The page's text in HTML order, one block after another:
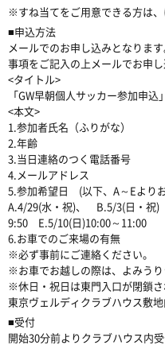
※すね当てをご用意できる方は、
■申込方法
メールでのお申し込みとなりま
事項をご記入の上メールでお申し
<タイトル>
「GW早朝個人サッカー参加申込」
<本文>
1.参加者氏名（ふりがな）
2.年齢
3.当日連絡のつく電話番号
4.メールアドレス
5.参加希望日 (以下、A～Eより
A.4/29(水・祝)、 B.5/3(日・祝
9:50 E.5/10(日)10:00～11:00
6.お車でのご来場の有無
※必ず事前にご連絡ください。
※お車でお越しの際は、よみうり
※休日・祝日は東門入口が閉鎖さ
東京ヴェルディクラブハウス敷
■受付
開始30分前よりクラブハウス内受